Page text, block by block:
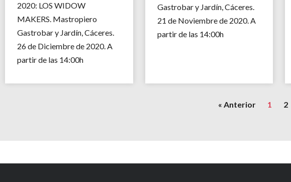
2020: LOS WIDOW
MAKERS. Mastropiero
Gastrobar y Jardín, Cáceres.
26 de Diciembre de 2020. A
partir de las 14:00h
Gastrobar y Jardín, Cáceres.
21 de Noviembre de 2020. A
partir de las 14:00h
« Anterior 1 2